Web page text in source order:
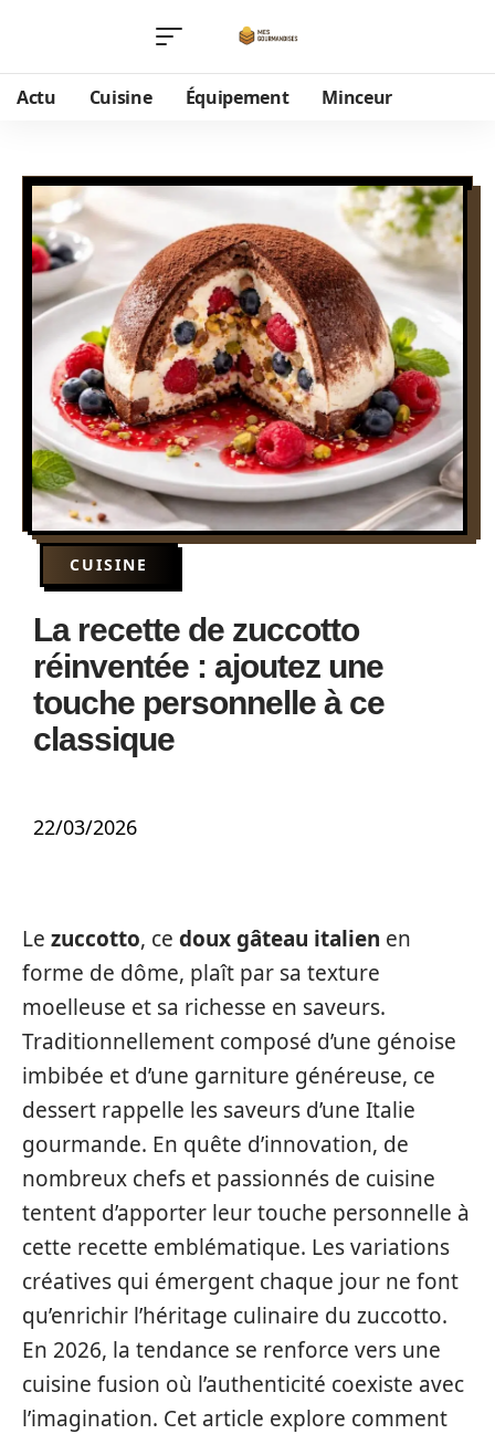
Actu Cuisine Équipement Minceur
CUISINE
La recette de zuccotto
réinventée : ajoutez une
touche personnelle à ce
classique
22/03/2026
Le zuccotto, ce doux gâteau italien en
forme de dôme, plaît par sa texture
moelleuse et sa richesse en saveurs.
Traditionnellement composé d’une génoise
imbibée et d’une garniture généreuse, ce
dessert rappelle les saveurs d’une Italie
gourmande. En quête d’innovation, de
nombreux chefs et passionnés de cuisine
tentent d’apporter leur touche personnelle à
cette recette emblématique. Les variations
créatives qui émergent chaque jour ne font
qu’enrichir l’héritage culinaire du zuccotto.
En 2026, la tendance se renforce vers une
cuisine fusion où l’authenticité coexiste avec
l’imagination. Cet article explore comment